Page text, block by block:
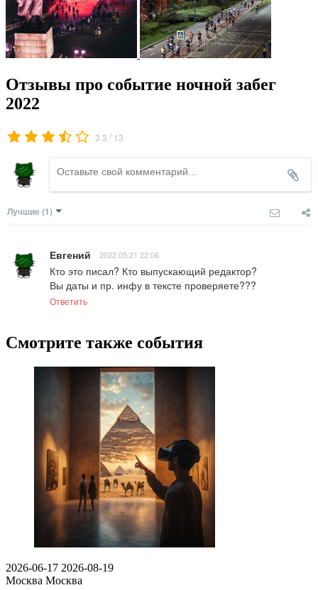
Отзывы про событие ночной забег
2022
3.3 / 13
Лучшие (1)
Евгений 2022.05.21 22:06
Кто это писал? Кто выпускающий редактор?
Вы даты и пр. инфу в тексте проверяете???
Ответить
Смотрите также события
2026-06-17 2026-08-19
Москва Москва